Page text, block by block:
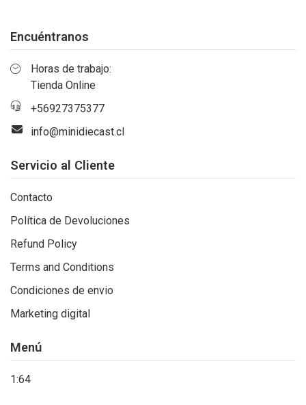
Encuéntranos
Horas de trabajo:
Tienda Online
+56927375377
info@minidiecast.cl
Servicio al Cliente
Contacto
Política de Devoluciones
Refund Policy
Terms and Conditions
Condiciones de envio
Marketing digital
Menú
1:64